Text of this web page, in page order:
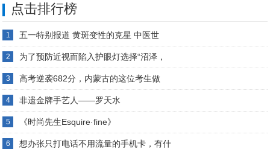
点击排行榜
1 五一特别报道 黄斑变性的克星 中医世
2 为了预防近视而陷入护眼灯选择“沼泽，
3 高考逆袭682分，内蒙古的这位考生做
4 非遗金牌手艺人——罗天水
5 《时尚先生Esquire·fine》
6 想办张只打电话不用流量的手机卡，有什